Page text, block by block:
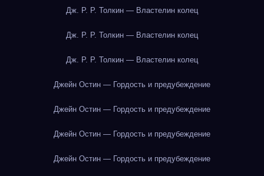
Дж. Р. Р. Толкин — Властелин колец
Дж. Р. Р. Толкин — Властелин колец
Дж. Р. Р. Толкин — Властелин колец
Джейн Остин — Гордость и предубеждение
Джейн Остин — Гордость и предубеждение
Джейн Остин — Гордость и предубеждение
Джейн Остин — Гордость и предубеждение